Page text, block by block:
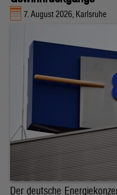
7. August 2026, Karlsruhe
Der deutsche